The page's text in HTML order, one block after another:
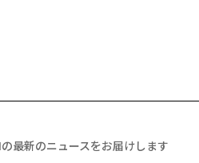
最新のニュースをお届けします